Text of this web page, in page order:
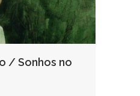
/ Sonhos no